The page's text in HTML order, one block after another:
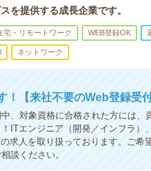
を提供する成長企業です。
宅・リモートワーク WEB登録OK
ネットワーク
【来社不要のWeb登録受
、対象資格に合格された方には、
ITエンジニア（開発／インフラ）
求人を取り扱っております。ご希
談ください。